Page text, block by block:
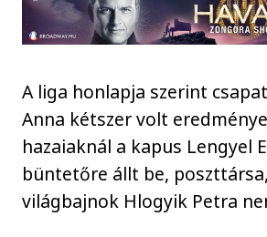
A liga honlapja szerint
Anna kétszer volt
hazaiaknál a kapus Lengyel
büntetőre állt be,
világbajnok Hlogyik Petra